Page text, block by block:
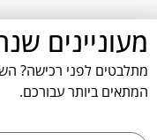
מעוניינים
מתלבטים לפני רכישה?
המתאים ביותר עבורכם.